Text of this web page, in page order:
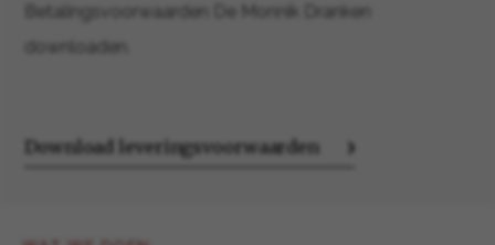
Betalingsvoorwaarden De Monnik Dranken
downloaden.
Download leveringsvoorwaarden